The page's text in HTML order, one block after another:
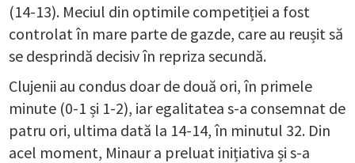
(14-13). Meciul din optimile competiției a fost
controlat în mare parte de gazde, care au reușit să
se desprindă decisiv în repriza secundă.
Clujenii au condus doar de două ori, în primele
minute (0-1 și 1-2), iar egalitatea s-a consemnat de
patru ori, ultima dată la 14-14, în minutul 32. Din
acel moment, Minaur a preluat inițiativa și s-a